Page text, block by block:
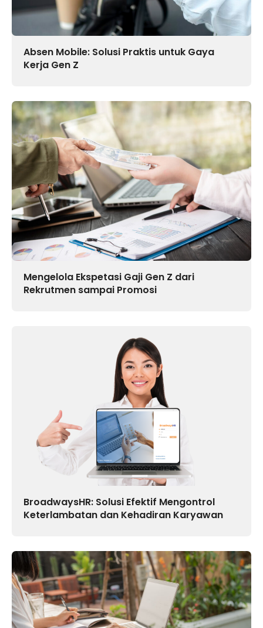
Absen Mobile: Solusi Praktis untuk Gaya
Kerja Gen Z
Mengelola Ekspetasi Gaji Gen Z dari
Rekrutmen sampai Promosi
BroadwaysHR: Solusi Efektif Mengontrol
Keterlambatan dan Kehadiran Karyawan